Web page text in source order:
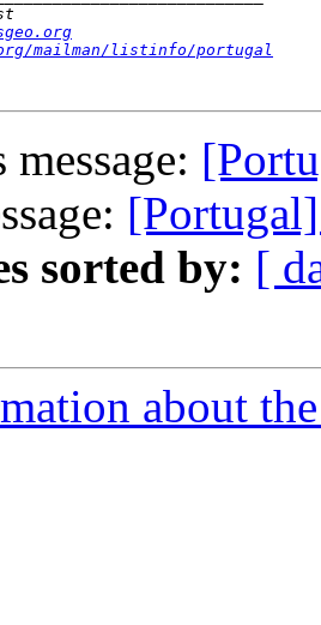
mailman/listinfo/portugal
sorted by: [
about